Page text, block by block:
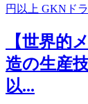
【世界的
造の生産
以...